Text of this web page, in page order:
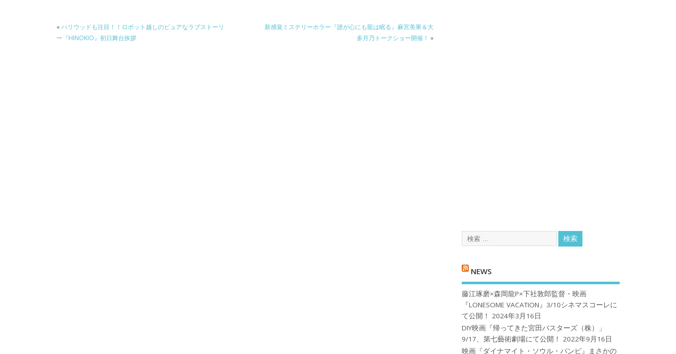
b
o
er a
o
« ハリウッドも注目！！ロボット越しのピュアなラブストーリ
ー『HINOKIO』初日舞台挨拶
新感覚ミステリーホラー『誰が心にも龍は眠る』麻宮美果＆大
多月乃トークショー開催！ »
NEWS
藤江琢磨×森岡龍P×下社敦郎監督・映画
『LONESOME VACATION』3/10シネマスコーレに
て公開！
2024年3月16日
DIY映画『帰ってきた宮田バスターズ（株）」
9/17、第七藝術劇場にて公開！
2022年9月16日
映画『ダイナマイト・ソウル・バンビ』まさかの